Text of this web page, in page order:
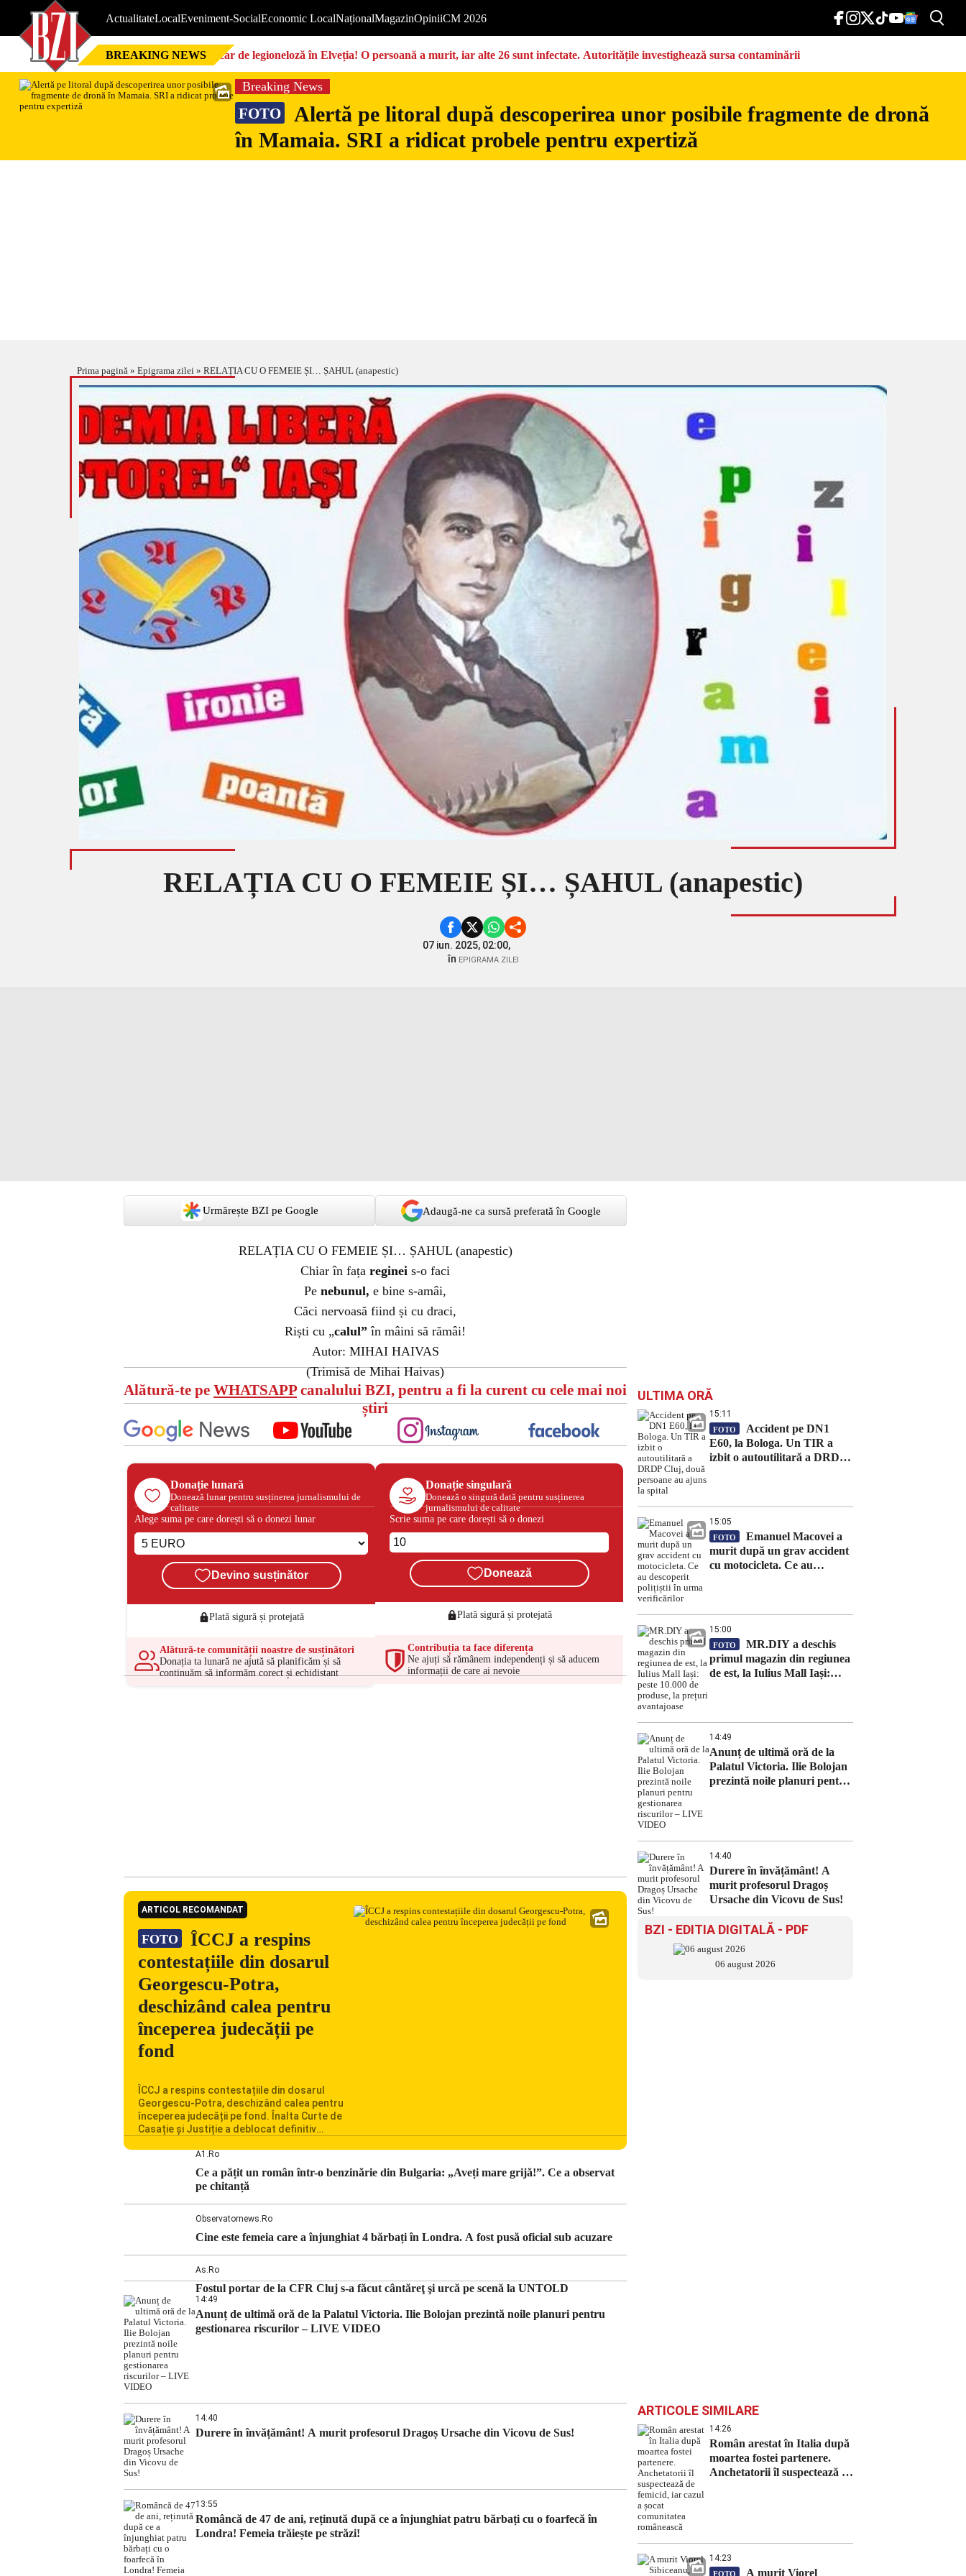
ActualitateLocalEveniment-SocialEconomic LocalNaționalMagazinOpiniiCM 2026
BREAKING NEWS Focar de legioneloză în Elveția! O persoană a murit, iar alte 26 sunt infectate. Autoritățile investighează sursa contaminării
Breaking News
FOTO
Alertă pe litoral după descoperirea unor posibile fragmente de dronă
în Mamaia. SRI a ridicat probele pentru expertiză
Prima pagină » Epigrama zilei » RELAȚIA CU O FEMEIE ȘI… ȘAHUL (anapestic)
RELAȚIA CU O FEMEIE ȘI… ȘAHUL (anapestic)
07 iun. 2025, 02:00,
în EPIGRAMA ZILEI
Urmărește BZI pe Google Adaugă-ne ca sursă preferată în Google
RELAȚIA CU O FEMEIE ȘI… ȘAHUL (anapestic)
Chiar în fața reginei s-o faci
Pe nebunul, e bine s-amâi,
Căci nervoasă fiind și cu draci,
Riști cu „calul”în mâini să rămâi!
Autor: MIHAI HAIVAS
(Trimisă de Mihai Haivas)
Alătură-te pe WHATSAPPcanalului BZI, pentru a fi la curent cu cele mai noi
știri
Donație lunară
Donează lunar pentru susținerea jurnalismului de
calitate
Alege suma pe care dorești să o donezi lunar
Devino susținător
Plată sigură și protejată
Alătură-te comunității noastre de susținători
Donația ta lunară ne ajută să planificăm și să
continuăm să informăm corect și echidistant
Donație singulară
Donează o singură dată pentru susținerea
jurnalismului de calitate
Scrie suma pe care dorești să o donezi
Donează
Plată sigură și protejată
Contribuția ta face diferența
Ne ajuți să rămânem independenți și să aducem
informații de care ai nevoie
ARTICOL RECOMANDAT
FOTO
ÎCCJ a respins
contestațiile din dosarul
Georgescu-Potra,
deschizând calea pentru
începerea judecății pe
fond
ÎCCJ a respins contestațiile din dosarul
Georgescu-Potra, deschizând calea pentru
începerea judecății pe fond. Înalta Curte de
Casație și Justiție a deblocat definitiv
Horațiu Potra și alte 20 de persoane sunt
acuzați de acțiuni îndreptate împotriva ordinii
constituționale. În ședința din camera
preliminară, judecătorii de la instanța
supremă au […]
A1.ro
Ce a pățit un român într-o benzinărie din Bulgaria: „Aveți mare grijă!”. Ce a observat
pe chitanță
Observatornews.ro
Cine este femeia care a înjunghiat 4 bărbați în Londra. A fost pusă oficial sub acuzare
As.ro
Fostul portar de la CFR Cluj s-a făcut cântăreţ şi urcă pe scenă la UNTOLD
14:49
Anunț de ultimă oră de la Palatul Victoria. Ilie Bolojan prezintă noile planuri pentru
gestionarea riscurilor – LIVE VIDEO
14:40
Durere în învățământ! A murit profesorul Dragoș Ursache din Vicovu de Sus!
13:55
Româncă de 47 de ani, reținută după ce a înjunghiat patru bărbați cu o foarfecă în
Londra! Femeia trăiește pe străzi!
ULTIMA ORĂ
15:11
FOTO
Accident pe DN1
E60, la Bologa. Un TIR a
izbit o autoutilitară a DRDP
15:05
FOTO
Emanuel Macovei a
murit după un grav accident
cu motocicleta. Ce au
15:00
FOTO
MR.DIY a deschis
primul magazin din regiunea
de est, la Iulius Mall Iași:
14:49
Anunț de ultimă oră de la
Palatul Victoria. Ilie Bolojan
prezintă noile planuri pentru
14:40
Durere în învățământ! A
murit profesorul Dragoș
Ursache din Vicovu de Sus!
BZI - EDITIA DIGITALĂ - PDF
06 august 2026
ARTICOLE SIMILARE
14:26
Român arestat în Italia după
moartea fostei partenere.
Anchetatorii îl suspectează de
14:23
FOTO A murit Viorel